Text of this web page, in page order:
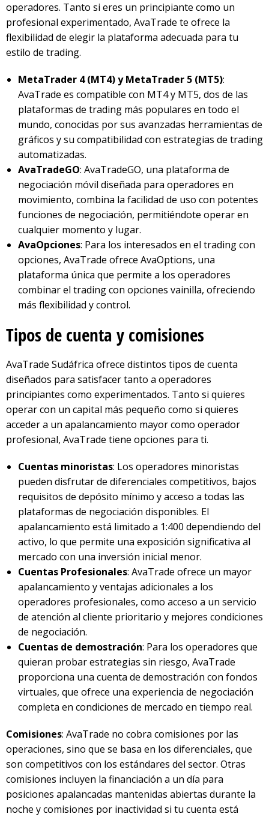
operadores. Tanto si eres un principiante como un
profesional experimentado, AvaTrade te ofrece la
flexibilidad de elegir la plataforma adecuada para tu
estilo de trading.
MetaTrader 4 (MT4) y MetaTrader 5 (MT5):
AvaTrade es compatible con MT4 y MT5, dos de las
plataformas de trading más populares en todo el
mundo, conocidas por sus avanzadas herramientas de
gráficos y su compatibilidad con estrategias de trading
automatizadas.
AvaTradeGO: AvaTradeGO, una plataforma de
negociación móvil diseñada para operadores en
movimiento, combina la facilidad de uso con potentes
funciones de negociación, permitiéndote operar en
cualquier momento y lugar.
AvaOpciones: Para los interesados en el trading con
opciones, AvaTrade ofrece AvaOptions, una
plataforma única que permite a los operadores
combinar el trading con opciones vainilla, ofreciendo
más flexibilidad y control.
Tipos de cuenta y comisiones
AvaTrade Sudáfrica ofrece distintos tipos de cuenta
diseñados para satisfacer tanto a operadores
principiantes como experimentados. Tanto si quieres
operar con un capital más pequeño como si quieres
acceder a un apalancamiento mayor como operador
profesional, AvaTrade tiene opciones para ti.
Cuentas minoristas: Los operadores minoristas
pueden disfrutar de diferenciales competitivos, bajos
requisitos de depósito mínimo y acceso a todas las
plataformas de negociación disponibles. El
apalancamiento está limitado a 1:400 dependiendo del
activo, lo que permite una exposición significativa al
mercado con una inversión inicial menor.
Cuentas Profesionales: AvaTrade ofrece un mayor
apalancamiento y ventajas adicionales a los
operadores profesionales, como acceso a un servicio
de atención al cliente prioritario y mejores condiciones
de negociación.
Cuentas de demostración: Para los operadores que
quieran probar estrategias sin riesgo, AvaTrade
proporciona una cuenta de demostración con fondos
virtuales, que ofrece una experiencia de negociación
completa en condiciones de mercado en tiempo real.
Comisiones: AvaTrade no cobra comisiones por las
operaciones, sino que se basa en los diferenciales, que
son competitivos con los estándares del sector. Otras
comisiones incluyen la financiación a un día para
posiciones apalancadas mantenidas abiertas durante la
noche y comisiones por inactividad si tu cuenta está